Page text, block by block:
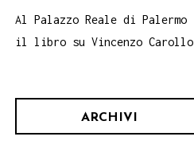
Al Palazzo Reale di Palermo
il libro su Vincenzo Carollo
ARCHIVI